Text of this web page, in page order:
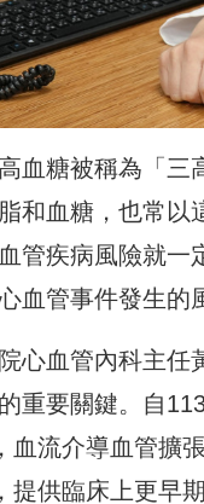
血糖被稱為「
和血糖，也常
管疾病風險就
血管事件發生的
心血管內科主
重要關鍵。自
血流介導血管擴
提供臨床上更早